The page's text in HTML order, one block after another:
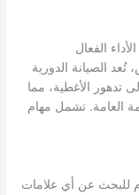
الصيانة الدورية
تدهور الأغطية، مما
العامة. تشمل مهام
للبحث عن أي علامات